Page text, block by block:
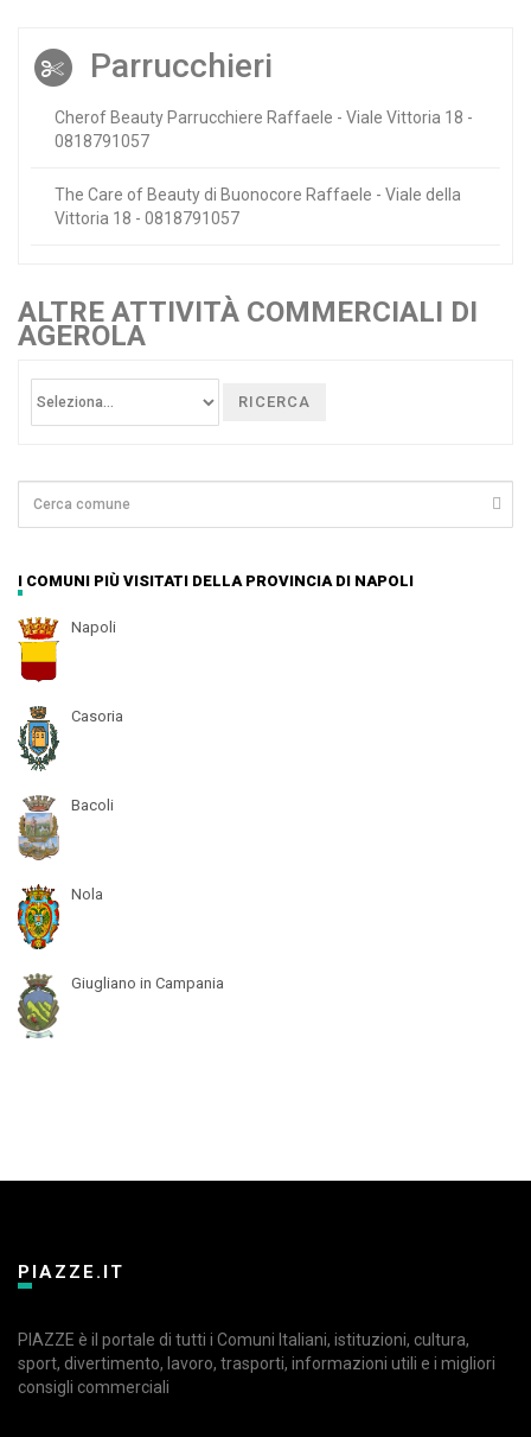
Parrucchieri
Cherof Beauty Parrucchiere Raffaele - Viale Vittoria 18 -
0818791057
The Care of Beauty di Buonocore Raffaele - Viale della
Vittoria 18 - 0818791057
ALTRE ATTIVITÀ COMMERCIALI DI
AGEROLA
RICERCA
I COMUNI PIÙ VISITATI DELLA PROVINCIA DI NAPOLI
Napoli
Casoria
Bacoli
Nola
Giugliano in Campania
PIAZZE.IT
PIAZZE è il portale di tutti i Comuni Italiani, istituzioni, cultura,
sport, divertimento, lavoro, trasporti, informazioni utili e i migliori
consigli commerciali